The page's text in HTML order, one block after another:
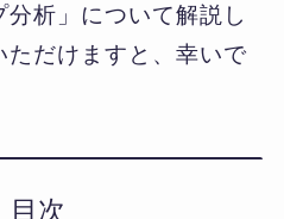
析」について解説し
ただけますと、幸いで
目次